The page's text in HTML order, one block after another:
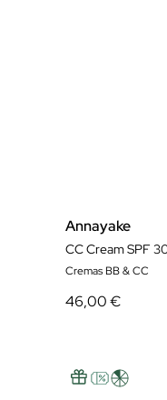
Annayake
CC Cream SPF
Cremas BB & CC
46,00 €